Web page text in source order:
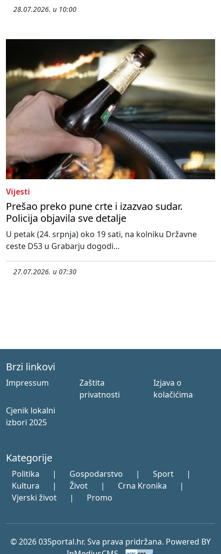
28.07.2026. u 10:00
Vijesti
Prešao preko pune crte i izazvao sudar.
Policija objavila sve detalje
U petak (24. srpnja) oko 19 sati, na kolniku Državne
ceste D53 u Grabarju dogodi...
27.07.2026. u 07:30
Brzi linkovi
Impressum
Zaštita
privatnosti
Izjava o
kolačićima
Cjenik lokalni
izbori 2025
Kategorije
Politika | Gospodarstvo | Sport
|
Kultura
| Život | Crna Kronika
|
Vjerski život
| Promo
© 2026 035portal.hr. Sva prava pridržana. Powered BY